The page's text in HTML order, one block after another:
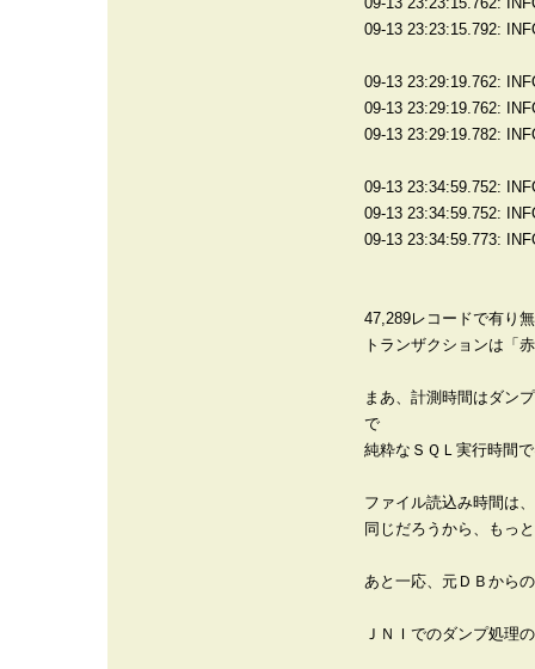
09-13 23:23:15.792:
09-13 23:29:19.762:
09-13 23:29:19.762:
09-13 23:29:19.782:
09-13 23:34:59.752:
09-13 23:34:59.752:
09-13 23:34:59.773:
47,289レコードで有り
トランザクションは「
まあ、計測時間はダン
で
純粋なＳＱＬ実行時間
ファイル読込み時間は
同じだろうから、もっ
あと一応、元ＤＢから
ＪＮＩでのダンプ処理